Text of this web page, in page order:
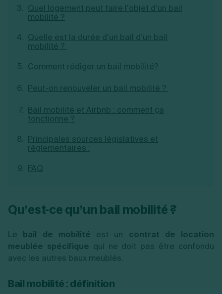
Découvrez notre cabinet d'expertise
Création de SCI
Création d'association
Ouverture compte pro
Fermeture d’une entreprise
Création d'entreprise
Quel logement peut faire l’objet d’un bail
mobilité ?
Quelle est la durée d’un bail d’un bail
mobilité ?
Comment rédiger un bail mobilité?
Peut-on renouveler un bail mobilité ?
Bail mobilité et Airbnb : comment ça
fonctionne ?
Principales sources législatives et
réglementaires :
FAQ
Qu’est-ce qu’un bail mobilité ?
Le bail de mobilité est un contrat de location
meublée spécifique qui ne doit pas être confondu
avec les autres baux meublés.
Bail mobilité : définition